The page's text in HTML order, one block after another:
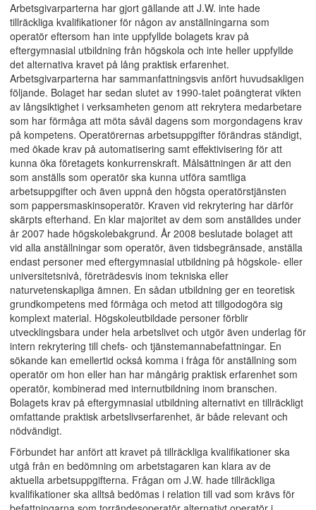
Arbetsgivarparterna har gjort gällande att J.W. inte hade
tillräckliga kvalifikationer för någon av anställningarna som
operatör eftersom han inte uppfyllde bolagets krav på
eftergymnasial utbildning från högskola och inte heller uppfyllde
det alternativa kravet på lång praktisk erfarenhet.
Arbetsgivarparterna har sammanfattningsvis anfört huvudsakligen
följande. Bolaget har sedan slutet av 1990-talet poängterat vikten
av långsiktighet i verksamheten genom att rekrytera medarbetare
som har förmåga att möta såväl dagens som morgondagens krav
på kompetens. Operatörernas arbetsuppgifter förändras ständigt,
med ökade krav på automatisering samt effektivisering för att
kunna öka företagets konkurrenskraft. Målsättningen är att den
som anställs som operatör ska kunna utföra samtliga
arbetsuppgifter och även uppnå den högsta operatörstjänsten
som pappersmaskinsoperatör. Kraven vid rekrytering har därför
skärpts efterhand. En klar majoritet av dem som anställdes under
år 2007 hade högskolebakgrund. År 2008 beslutade bolaget att
vid alla anställningar som operatör, även tidsbegränsade, anställa
endast personer med eftergymnasial utbildning på högskole- eller
universitetsnivå, företrädesvis inom tekniska eller
naturvetenskapliga ämnen. En sådan utbildning ger en teoretisk
grundkompetens med förmåga och metod att tillgodogöra sig
komplext material. Högskoleutbildade personer förblir
utvecklingsbara under hela arbetslivet och utgör även underlag för
intern rekrytering till chefs- och tjänstemannabefattningar. En
sökande kan emellertid också komma i fråga för anställning som
operatör om hon eller han har mångårig praktisk erfarenhet som
operatör, kombinerad med internutbildning inom branschen.
Bolagets krav på eftergymnasial utbildning alternativt en tillräckligt
omfattande praktisk arbetslivserfarenhet, är både relevant och
nödvändigt.
Förbundet har anfört att kravet på tillräckliga kvalifikationer ska
utgå från en bedömning om arbetstagaren kan klara av de
aktuella arbetsuppgifterna. Frågan om J.W. hade tillräckliga
kvalifikationer ska alltså bedömas i relation till vad som krävs för